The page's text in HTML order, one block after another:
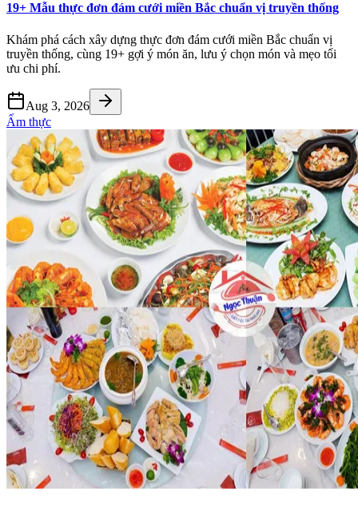
19+ Mẫu thực đơn đám cưới miền Bắc chuẩn vị truyền thống
Khám phá cách xây dựng thực đơn đám cưới miền Bắc chuẩn vị
truyền thống, cùng 19+ gợi ý món ăn, lưu ý chọn món và mẹo tối
ưu chi phí.
Aug 3, 2026
Ẩm thực